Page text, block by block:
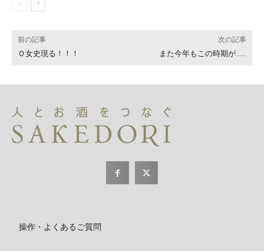
前の記事
Ｏ女史現る！！！
次の記事
また今年もこの時期が……
操作・よくあるご質問